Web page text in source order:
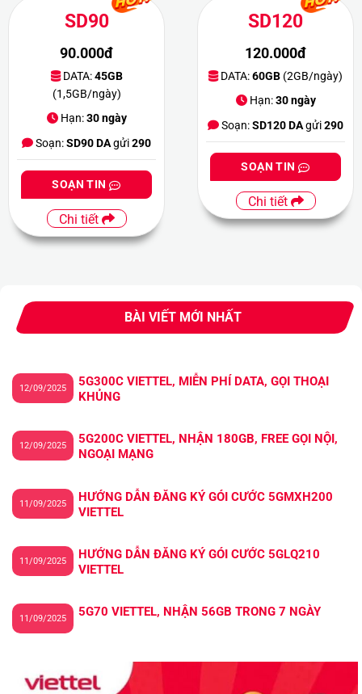
SD90
90.000đ
DATA:45GB
(1,5GB/ngày)
Hạn:30 ngày
Soạn:SD90 DAgửi290
SOẠN TIN
Chi tiết
SD120
120.000đ
DATA:60GB (2GB/ngày)
Hạn:30 ngày
Soạn:SD120 DAgửi290
SOẠN TIN
Chi tiết
BÀI VIẾT MỚI NHẤT
5G300C VIETTEL, MIỄN PHÍ DATA, GỌI THOẠI
KHỦNG
12/09/2025
5G200C VIETTEL, NHẬN 180GB, FREE GỌI NỘI,
NGOẠI MẠNG
12/09/2025
HƯỚNG DẪN ĐĂNG KÝ GÓI CƯỚC 5GMXH200
VIETTEL
11/09/2025
HƯỚNG DẪN ĐĂNG KÝ GÓI CƯỚC 5GLQ210
VIETTEL
11/09/2025
5G70 VIETTEL, NHẬN 56GB TRONG 7 NGÀY
11/09/2025